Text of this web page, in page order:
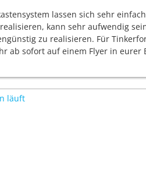
lassen sich sehr
kann sehr aufwendig
zu realisieren. Für
ab sofort auf einem Flyer in eurer
läuft